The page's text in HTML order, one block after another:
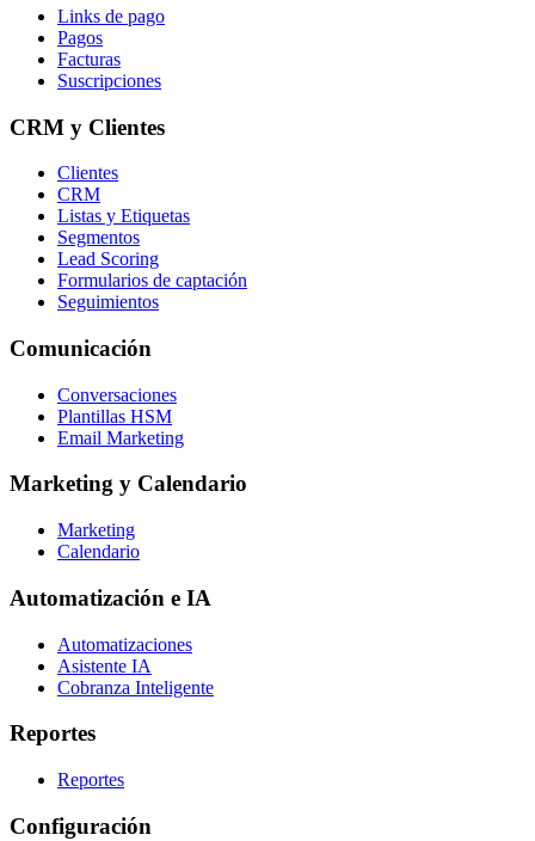
Links de pago
Pagos
Facturas
Suscripciones
CRM y Clientes
Clientes
CRM
Listas y Etiquetas
Segmentos
Lead Scoring
Formularios de captación
Seguimientos
Comunicación
Conversaciones
Plantillas HSM
Email Marketing
Marketing y Calendario
Marketing
Calendario
Automatización e IA
Automatizaciones
Asistente IA
Cobranza Inteligente
Reportes
Reportes
Configuración